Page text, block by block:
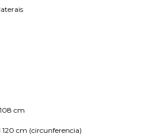
cm
cm (circunferencia)